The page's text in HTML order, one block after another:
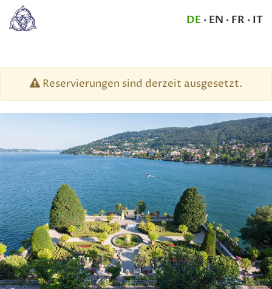
DE · EN · FR · IT
Reservierungen sind derzeit ausgesetzt.